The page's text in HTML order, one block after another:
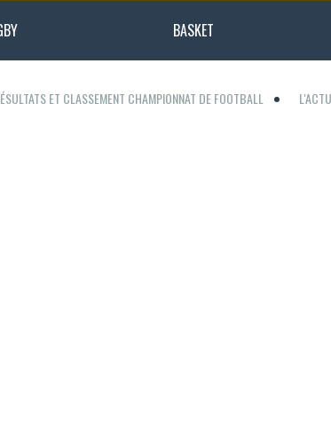
BASKET
ET CLASSEMENT CHAMPIONNAT DE FOOTBALL